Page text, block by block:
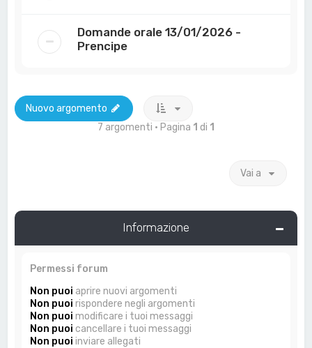
Domande orale 13/01/2026 -
Prencipe
Nuovo argomento
7 argomenti • Pagina 1 di 1
Vai a
Informazione
Permessi forum
Non puoi aprire nuovi argomenti
Non puoi rispondere negli argomenti
Non puoi modificare i tuoi messaggi
Non puoi cancellare i tuoi messaggi
Non puoi inviare allegati